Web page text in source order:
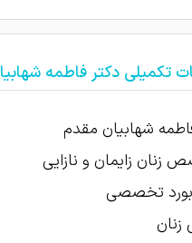
بسیار خوش اخلاق و
دکتر خوبیه در
داره
مثل همیشه عالی بود
من مشکل عفونت
شد
تکمیلی دکتر فاطمه
شهابیان مقدم
زنان زایمان و نازایی
بورد تخصصی
زنان